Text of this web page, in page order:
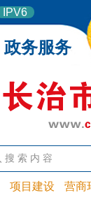
IPV6
项目建设 营商
政务服务